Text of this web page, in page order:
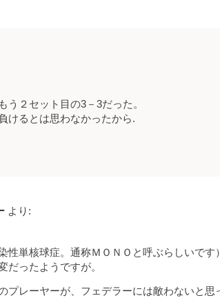
う２セット目の3－3だった。
けるとは思わなかったから.
より:
性単核球症。通称ＭＯＮＯと呼ぶらしいです
だったようですが。
プレーヤーが、フェデラーには敵わないと